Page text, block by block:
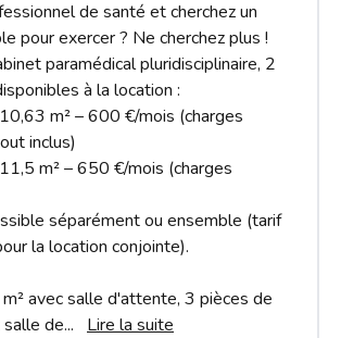
de santé et cherchez un
pour exercer ? Ne cherchez plus !
paramédical pluridisciplinaire, 2
à la location :
m² – 600 €/mois (charges
inclus)
m² – 650 €/mois (charges
séparément ou ensemble (tarif
la location conjointe).
avec salle d'attente, 3 pièces de
salle de... Lire la suite